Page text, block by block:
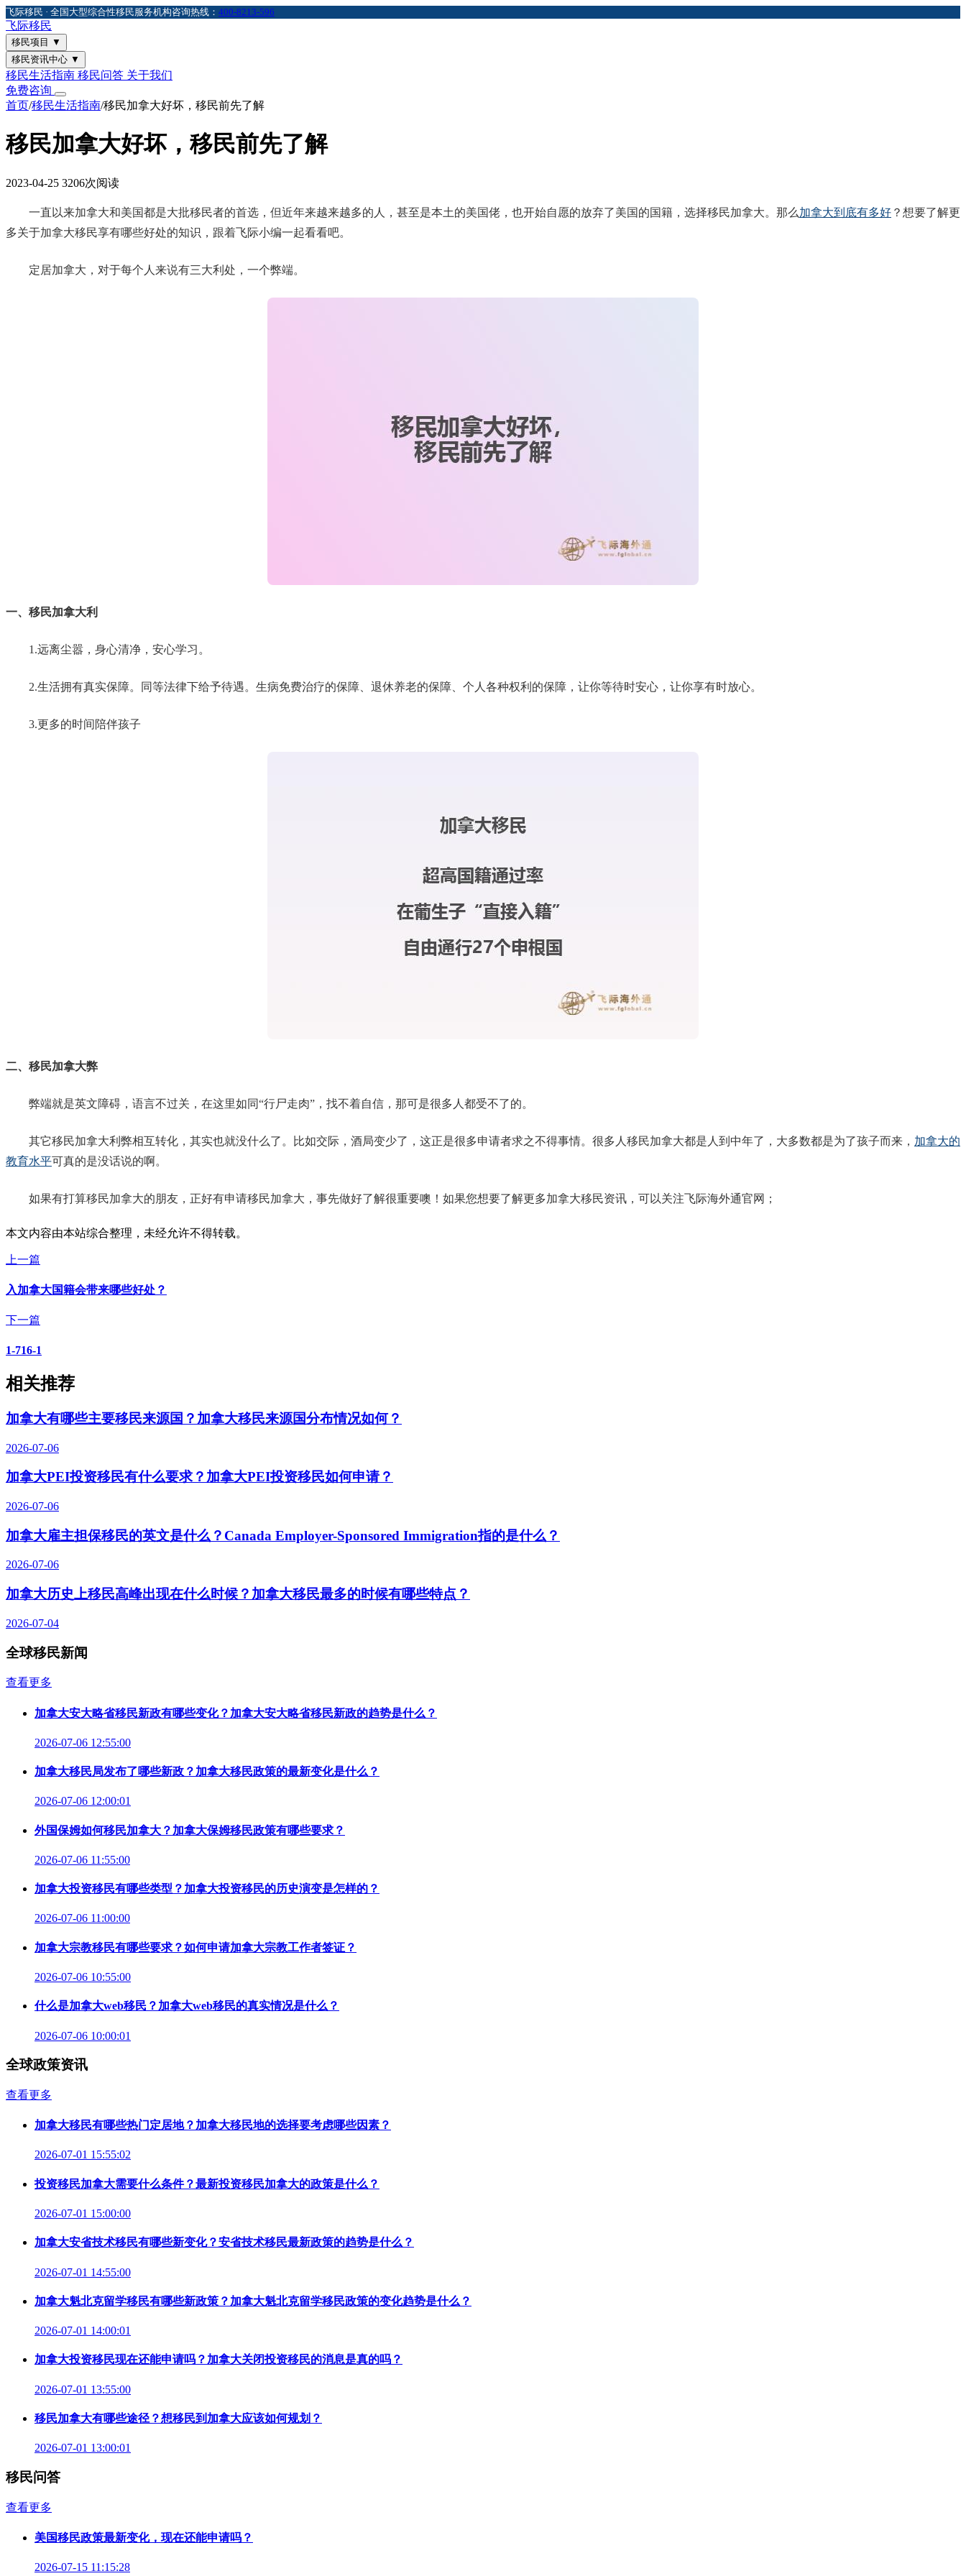
飞际移民 · 全国大型综合性移民服务机构咨询热线： 400-8213-596
飞际移民
移民项目 ▼
移民资讯中心 ▼
移民生活指南 移民问答 关于我们
免费咨询
首页/移民生活指南/移民加拿大好坏，移民前先了解
移民加拿大好坏，移民前先了解
2023-04-25 3206次阅读
一直以来加拿大和美国都是大批移民者的首选，但近年来越来越多的人，甚至是本土的美国佬，也开始自愿的放弃了美国的国籍，选择移民加拿大。那么加拿大到底有多好 ？想要了解更
多关于加拿大移民享有哪些好处的知识，跟着飞际小编一起看看吧。
定居加拿大，对于每个人来说有三大利处，一个弊端。
一、移民加拿大利
1.远离尘嚣，身心清净，安心学习。
2.生活拥有真实保障。同等法律下给予待遇。生病免费治疗的保障、退休养老的保障、个人各种权利的保障，让你等待时安心，让你享有时放心。
3.更多的时间陪伴孩子
二、移民加拿大弊
弊端就是英文障碍，语言不过关，在这里如同“行尸走肉”，找不着自信，那可是很多人都受不了的。
其它移民加拿大利弊相互转化，其实也就没什么了。比如交际，酒局变少了，这正是很多申请者求之不得事情。很多人移民加拿大都是人到中年了，大多数都是为了孩子而来， 加拿大的
教育水平可真的是没话说的啊。
如果有打算移民加拿大的朋友，正好有申请移民加拿大，事先做好了解很重要噢！如果您想要了解更多加拿大移民资讯，可以关注飞际海外通官网；
本文内容由本站综合整理，未经允许不得转载。
上一篇
入加拿大国籍会带来哪些好处？
下一篇
1-716-1
相关推荐
加拿大有哪些主要移民来源国？加拿大移民来源国分布情况如何？
2026-07-06
加拿大PEI投资移民有什么要求？加拿大PEI投资移民如何申请？
2026-07-06
加拿大雇主担保移民的英文是什么？Canada Employer-Sponsored Immigration指的是什么？
2026-07-06
加拿大历史上移民高峰出现在什么时候？加拿大移民最多的时候有哪些特点？
2026-07-04
全球移民新闻
查看更多
加拿大安大略省移民新政有哪些变化？加拿大安大略省移民新政的趋势是什么？
2026-07-06 12:55:00
加拿大移民局发布了哪些新政？加拿大移民政策的最新变化是什么？
2026-07-06 12:00:01
外国保姆如何移民加拿大？加拿大保姆移民政策有哪些要求？
2026-07-06 11:55:00
加拿大投资移民有哪些类型？加拿大投资移民的历史演变是怎样的？
2026-07-06 11:00:00
加拿大宗教移民有哪些要求？如何申请加拿大宗教工作者签证？
2026-07-06 10:55:00
什么是加拿大web移民？加拿大web移民的真实情况是什么？
2026-07-06 10:00:01
全球政策资讯
查看更多
加拿大移民有哪些热门定居地？加拿大移民地的选择要考虑哪些因素？
2026-07-01 15:55:02
投资移民加拿大需要什么条件？最新投资移民加拿大的政策是什么？
2026-07-01 15:00:00
加拿大安省技术移民有哪些新变化？安省技术移民最新政策的趋势是什么？
2026-07-01 14:55:00
加拿大魁北克留学移民有哪些新政策？加拿大魁北克留学移民政策的变化趋势是什么？
2026-07-01 14:00:01
加拿大投资移民现在还能申请吗？加拿大关闭投资移民的消息是真的吗？
2026-07-01 13:55:00
移民加拿大有哪些途径？想移民到加拿大应该如何规划？
2026-07-01 13:00:01
移民问答
查看更多
美国移民政策最新变化，现在还能申请吗？
2026-07-15 11:15:28